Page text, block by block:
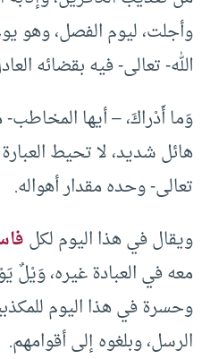
وأجلت، ليوم الفصل، وهو
الله- تعالى- فيه بقضائه
وَما أَدْراكَ، – أيها
هائل شديد، لا تحيط العبارة
تعالى- وحده مقدار أهواله.
ويقال في هذا اليوم لكل
معه في العبادة غيره، وَيْلٌ
وحسرة في هذا اليوم
الرسل، وبلغوه إلى أقوامهم.